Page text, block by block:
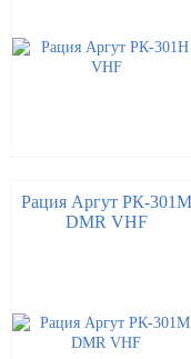
Рация Аргут РК-301М
DMR VHF